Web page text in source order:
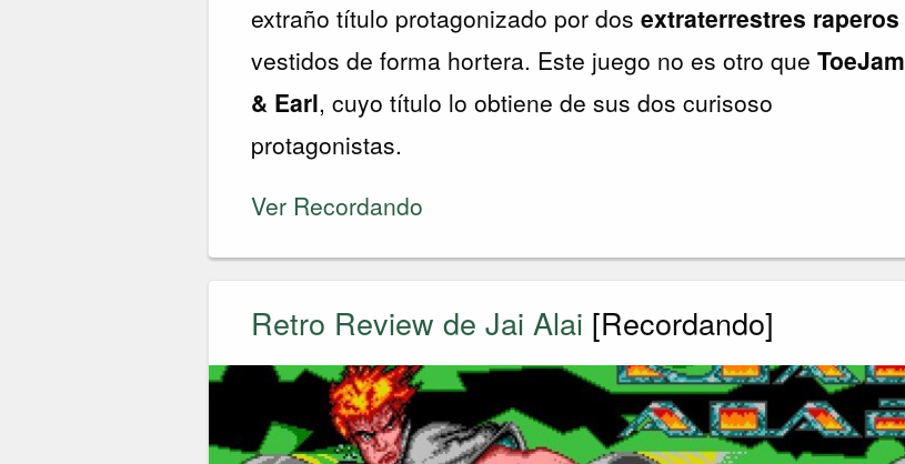
extraño título protagonizado por dosextraterrestres raperos
vestidos de forma hortera. Este juego no es otro queToeJam
& Earl, cuyo título lo obtiene de sus dos curisoso
protagonistas.
Ver Recordando
Retro Review de Jai Alai [Recordando]